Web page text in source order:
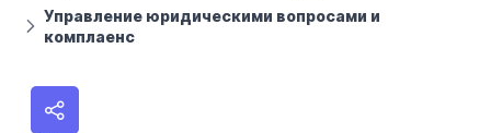
Управление юридическими вопросами и
комплаенс